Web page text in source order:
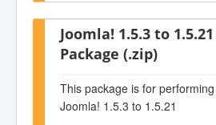
Joomla! 1.5.3 to
Package (.zip)
This package is for
Joomla! 1.5.3 to 1.5.21